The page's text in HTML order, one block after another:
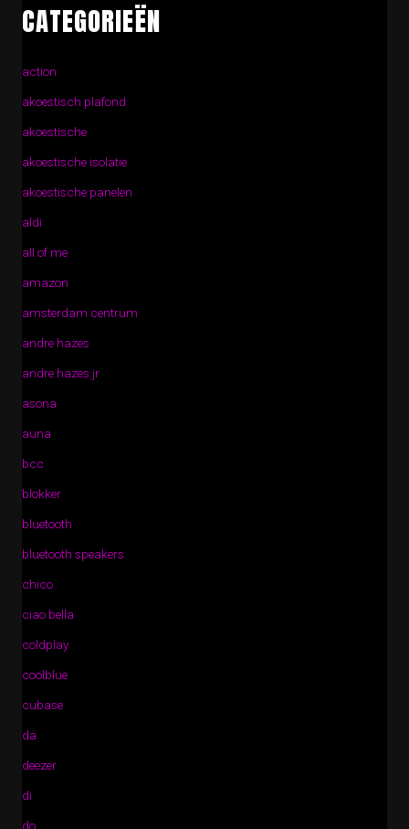
CATEGORIEËN
action
akoestisch plafond
akoestische
akoestische isolatie
akoestische panelen
aldi
all of me
amazon
amsterdam centrum
andre hazes
andre hazes jr
asona
auna
bcc
blokker
bluetooth
bluetooth speakers
chico
ciao bella
coldplay
coolblue
cubase
da
deezer
di
do